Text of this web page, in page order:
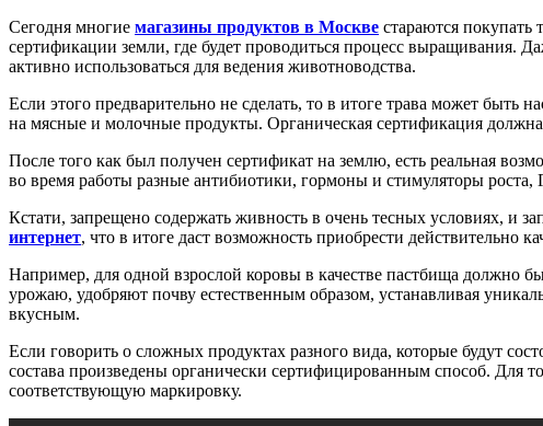
Сегодня многие магазины продуктов в Москве стараются покупать
сертификации земли, где будет проводиться процесс выращивания.
активно использоваться для ведения животноводства.
Если этого предварительно не сделать, то в итоге трава может
на мясные и молочные продукты. Органическая сертификация должна
После того как был получен сертификат на землю, есть реальная
во время работы разные антибиотики, гормоны и стимуляторы
Кстати, запрещено содержать живность в очень тесных условиях, и
интернет, что в итоге даст возможность приобрести действительно
Например, для одной взрослой коровы в качестве пастбища должно
урожаю, удобряют почву естественным образом, устанавливая
вкусным.
Если говорить о сложных продуктах разного вида, которые будут
состава произведены органически сертифицированным способ. Для
соответствующую маркировку.